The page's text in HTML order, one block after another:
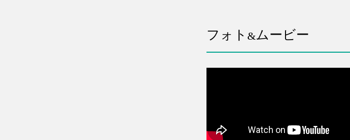
フォト &ムービー